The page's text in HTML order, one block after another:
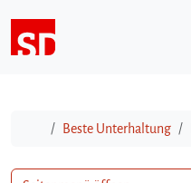
StartBeste Unterhaltung